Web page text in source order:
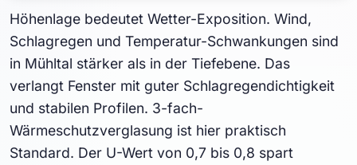
Höhenlage bedeutet Wetter-Exposition. Wind,
Schlagregen und Temperatur-Schwankungen sind
in Mühltal stärker als in der Tiefebene. Das
verlangt Fenster mit guter Schlagregendichtigkeit
und stabilen Profilen. 3-fach-
Wärmeschutzverglasung ist hier praktisch
Standard. Der U-Wert von 0,7 bis 0,8 spart